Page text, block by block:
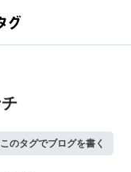
このタグでブログを書く